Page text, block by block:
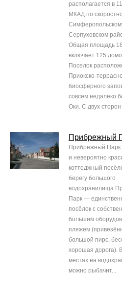
располагается в
МКАД по
Серпуховском
Общая площадь
включает 125
Поселок
Приокско-
биосферного
совсем недалеко
Оки. С двух сторон
Прибрежный
Прибрежный Парк
и невероятно
коттеджный
берегу большого
Парк —
посёлок с
большим
пляжем
большой пирс,
хорошая дорога).
местах на
можно рыбачит...